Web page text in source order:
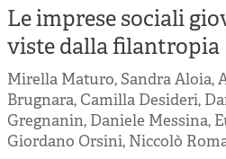
Le imprese sociali
viste dalla filantropia
Mirella Maturo, Sandra Aloia,
Brugnara,Camilla Desideri,
Gregnanin, Daniele Messina,
Giordano Orsini, Niccolò